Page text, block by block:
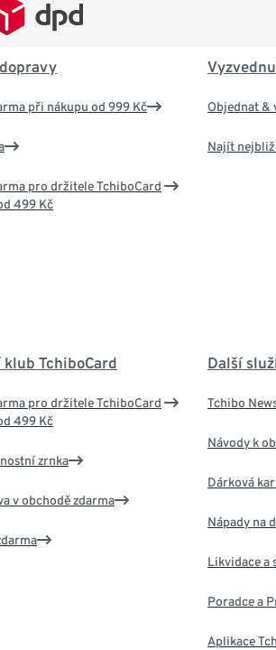
při nákupu od 999 Kč
pro držitele TchiboCard
499 Kč
Objednat &
Najít
TchiboCard
pro držitele TchiboCard
499 Kč
zrnka
v obchodě zdarma
Další
Tchibo
Návody k
Dárková
Nápady na
Likvidace a
Poradce a
Aplikace